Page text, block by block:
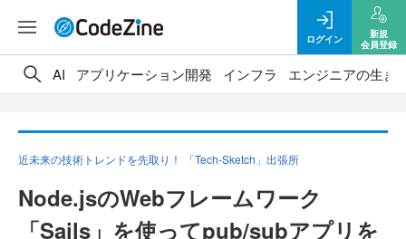
ログイン
新規
会員登録
AI アプリケーション開発 インフラ エンジニアの生き
近未来の技術トレンドを先取り！ 「Tech-Sketch」出張所
Node.jsのWebフレームワーク
「Sails」を使ってpub/subアプリを